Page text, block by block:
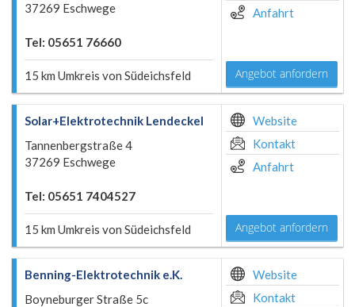
37269 Eschwege
Tel: 05651 76660
15 km Umkreis von Südeichsfeld
Anfahrt
Angebot anfordern
Solar+Elektrotechnik Lendeckel
Tannenbergstraße 4
37269 Eschwege
Tel: 05651 7404527
15 km Umkreis von Südeichsfeld
Website
Kontakt
Anfahrt
Angebot anfordern
Benning-Elektrotechnik e.K.
Boyneburger Straße 5c
Website
Kontakt